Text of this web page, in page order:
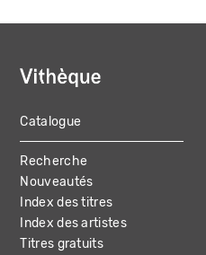
MAIN
NAVIGATION
Catalogue
Recherche
Nouveautés
Index des titres
Index des artistes
Titres gratuits